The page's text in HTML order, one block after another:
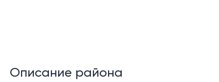
Описание района